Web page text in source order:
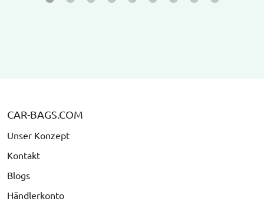
CAR-BAGS.COM
Unser Konzept
Kontakt
Blogs
Händlerkonto